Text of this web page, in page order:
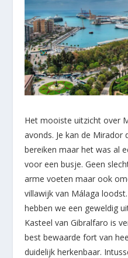
Het mooiste uitzicht over
avonds. Je kan de
bereiken maar het was al
voor een busje. Geen
arme voeten maar ook
villawijk van Málaga
hebben we een geweldig
Kasteel van Gibralfaro is
best bewaarde fort van
duidelijk herkenbaar.